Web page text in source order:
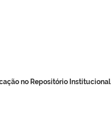
no Repositório Institucional